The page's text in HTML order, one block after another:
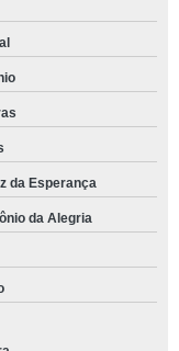
da Esperança
da Alegria